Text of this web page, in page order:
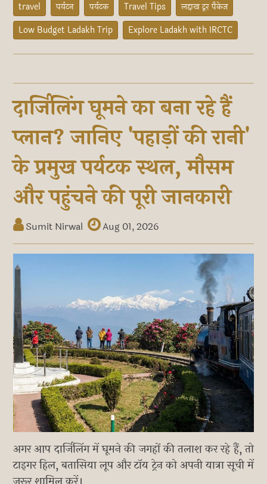
travel
पर्यटन पर्यटक Travel Tips
लद्दाख टूर पैकेज
Low Budget Ladakh Trip
Explore Ladakh with IRCTC
दार्जिलिंग घूमने का बना रहे हैं
प्लान? जानिए 'पहाड़ों की रानी'
के प्रमुख पर्यटक स्थल, मौसम
और पहुंचने की पूरी जानकारी
Sumit Nirwal Aug 01, 2026
अगर आप दार्जिलिंग में घूमने की जगहों की तलाश कर रहे हैं, तो
टाइगर हिल, बतासिया लूप और टॉय ट्रेन को अपनी यात्रा सूची में